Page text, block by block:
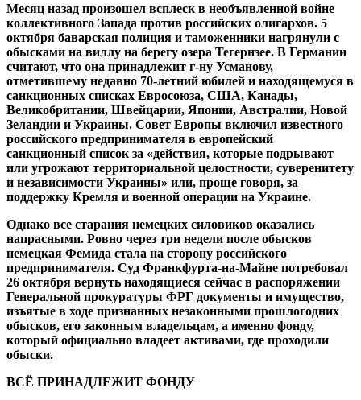
Месяц назад произошел всплеск в необъявленной войне
коллективного Запада против российских олигархов. 5
октября баварская полиция и таможенники нагрянули с
обысками на виллу на берегу озера Тегернзее. В Германии
считают, что она принадлежит г-ну Усманову,
отметившему недавно 70-летний юбилей и находящемуся в
санкционных списках Евросоюза, США, Канады,
Великобритании, Швейцарии, Японии, Австралии, Новой
Зеландии и Украины. Совет Европы включил известного
российского предпринимателя в европейский
санкционный список за «действия, которые подрывают
или угрожают территориальной целостности, суверенитету
и независимости Украины» или, проще говоря, за
поддержку Кремля и военной операции на Украине.
Однако все старания немецких силовиков оказались
напрасными. Ровно через три недели после обысков
немецкая Фемида стала на сторону российского
предпринимателя. Суд Франкфурта-на-Майне потребовал
26 октября вернуть находящиеся сейчас в распоряжении
Генеральной прокуратуры ФРГ документы и имущество,
изъятые в ходе признанных незаконными прошлогодних
обысков, его законным владельцам, а именно фонду,
который официально владеет активами, где проходили
обыски.
ВСЁ ПРИНАДЛЕЖИТ ФОНДУ